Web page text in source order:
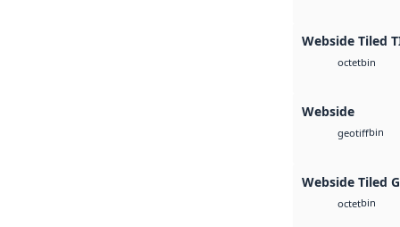
Webside Tiled
octetbin
Webside
geotiffbin
Webside Tiled
octetbin